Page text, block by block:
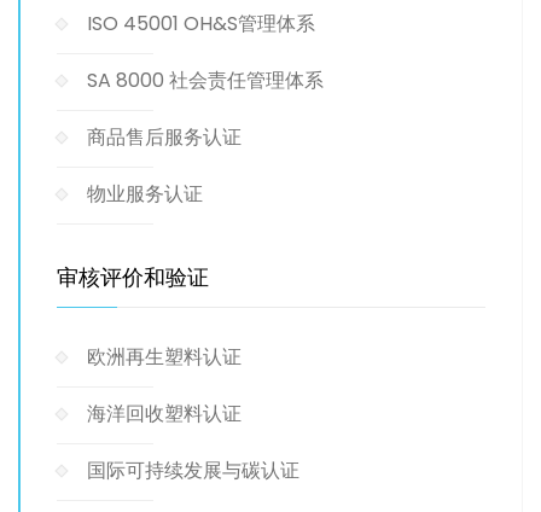
ISO 45001 OH&S管理体系
SA 8000 社会责任管理体系
商品售后服务认证
物业服务认证
审核评价和验证
欧洲再生塑料认证
海洋回收塑料认证
国际可持续发展与碳认证